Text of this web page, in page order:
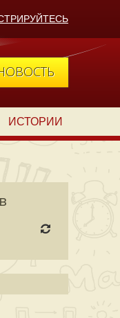
ИСТОРИИ